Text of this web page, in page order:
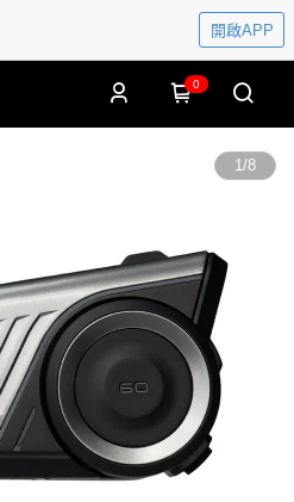
開啟APP
0
1/8